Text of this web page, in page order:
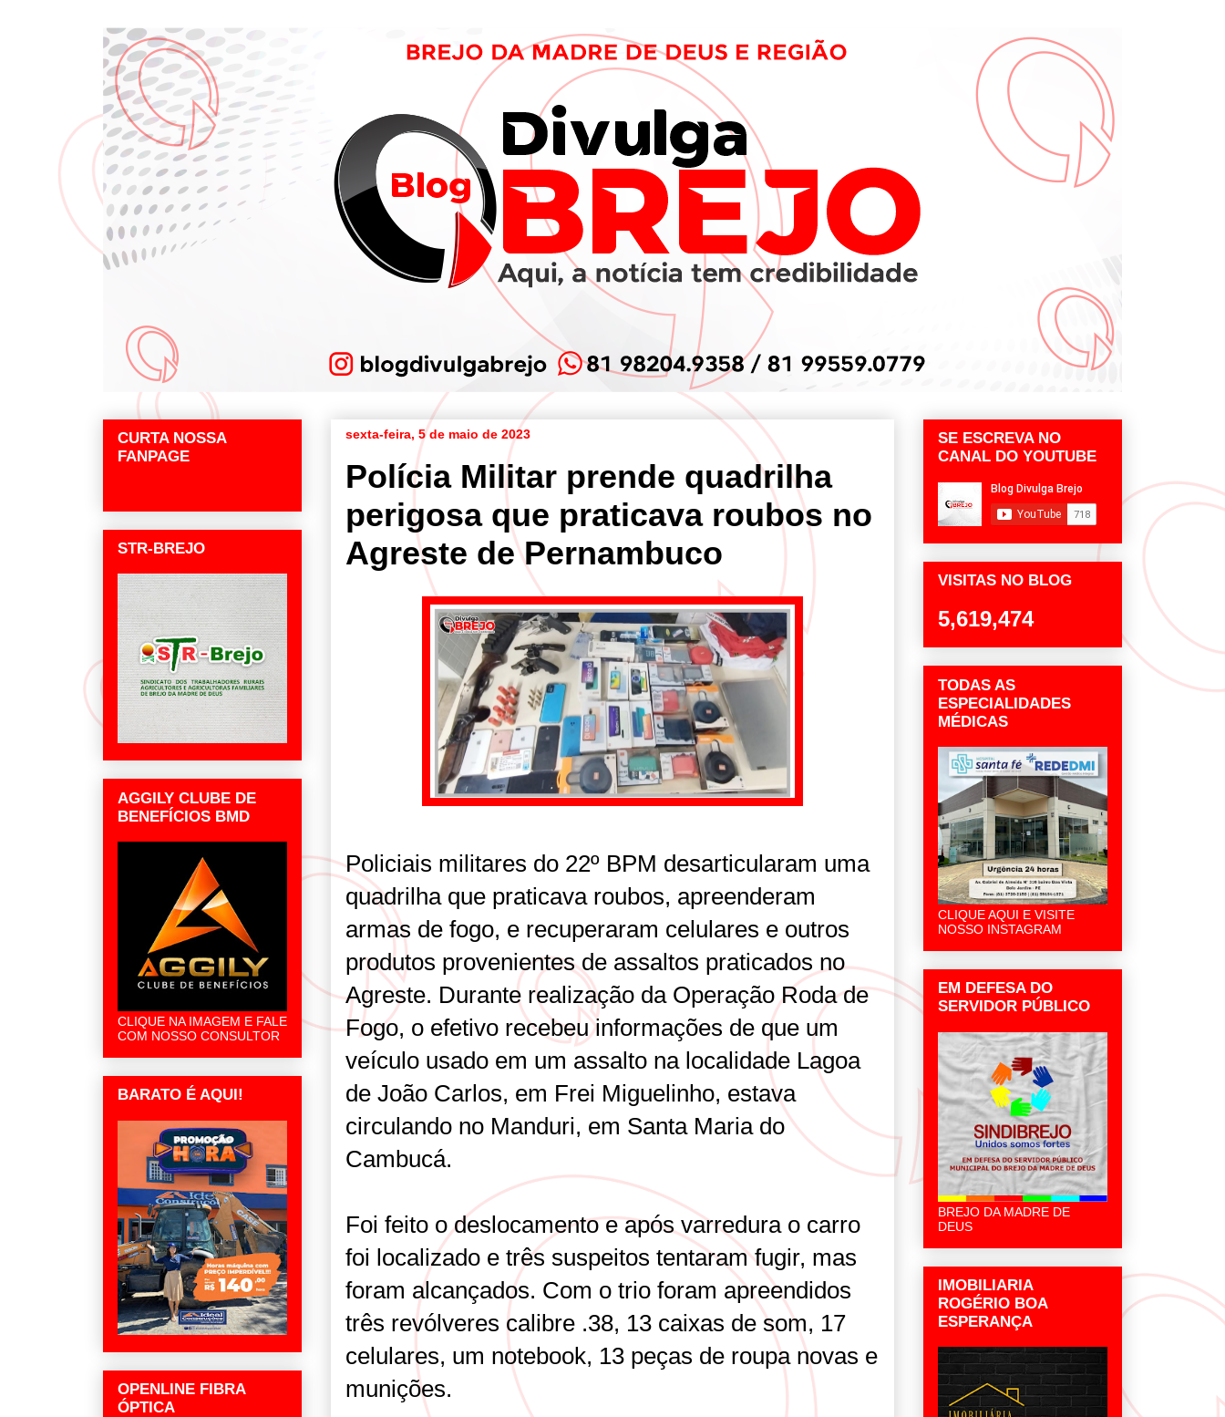
sexta-feira, 5 de maio de 2023
Polícia Militar prende quadrilha
perigosa que praticava roubos no
Agreste de Pernambuco
Policiais militares do 22º BPM desarticularam uma
quadrilha que praticava roubos, apreenderam
armas de fogo, e recuperaram celulares e outros
produtos provenientes de assaltos praticados no
Agreste. Durante realização da Operação Roda de
Fogo, o efetivo recebeu informações de que um
veículo usado em um assalto na localidade Lagoa
de João Carlos, em Frei Miguelinho, estava
circulando no Manduri, em Santa Maria do
Cambucá.
Foi feito o deslocamento e após varredura o carro
foi localizado e três suspeitos tentaram fugir, mas
foram alcançados. Com o trio foram apreendidos
três revólveres calibre .38, 13 caixas de som, 17
celulares, um notebook, 13 peças de roupa novas e
munições.
CURTA NOSSA
FANPAGE
STR-BREJO
AGGILY CLUBE DE
BENEFÍCIOS BMD
CLIQUE NA IMAGEM E FALE
COM NOSSO CONSULTOR
BARATO É AQUI!
OPENLINE FIBRA
ÓPTICA
SE ESCREVA NO
CANAL DO YOUTUBE
VISITAS NO BLOG
5,619,474
TODAS AS
ESPECIALIDADES
MÉDICAS
CLIQUE AQUI E VISITE
NOSSO INSTAGRAM
EM DEFESA DO
SERVIDOR PÚBLICO
BREJO DA MADRE DE
DEUS
IMOBILIARIA
ROGÉRIO BOA
ESPERANÇA